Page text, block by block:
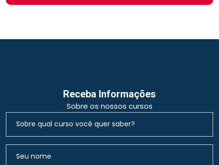
Receba Informações
Sobre os nossos cursos